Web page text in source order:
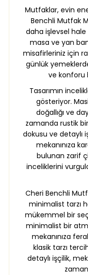
Mutfaklar, evin
Benchli Mutfak
daha işlevsel hale
masa ve yan
misafirleriniz için
günlük
ve konforu
Tasarımın
gösteriyor.
doğallığı ve
zamanda rustik
dokusu ve detaylı
mekanınıza
bulunan zarif
inceliklerini
Cheri Benchli
minimalist tarzı
mükemmel bir
minimalist bir
mekanınıza
klasik tarzı
detaylı işçilik,